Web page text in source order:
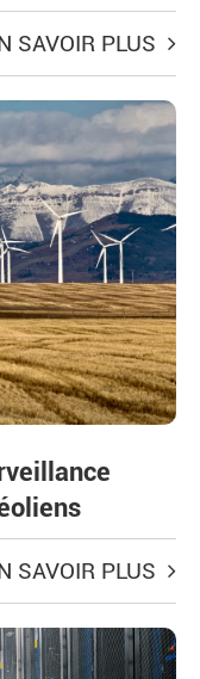
SAVOIR PLUS
SAVOIR PLUS